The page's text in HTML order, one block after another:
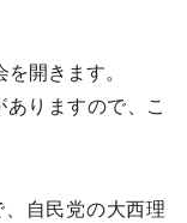
開きます。
りますので、こ
自民党の大西理